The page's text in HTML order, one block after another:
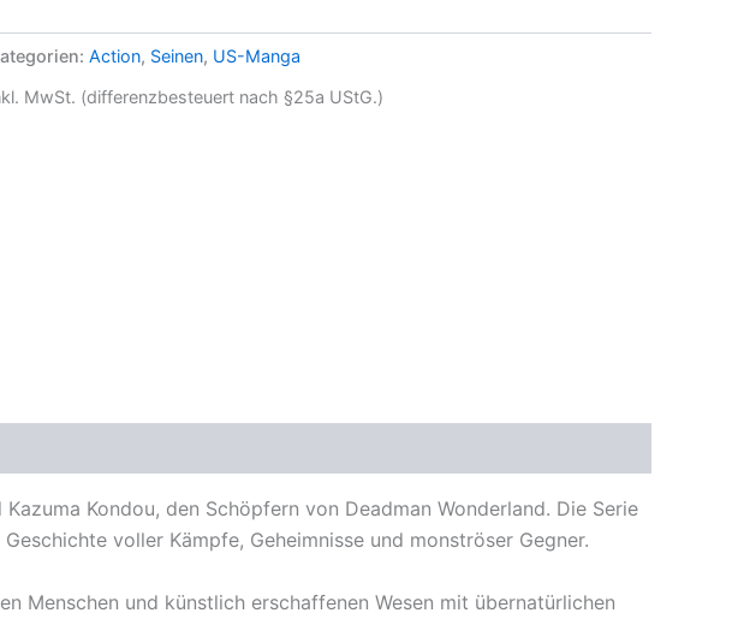
Action, Seinen, US-Manga
MwSt. (differenzbesteuert nach §25a UStG.)
Kondou, den Schöpfern von Deadman Wonderland. Die Serie
voller Kämpfe, Geheimnisse und monströser Gegner.
Menschen und künstlich erschaffenen Wesen mit übernatürlichen